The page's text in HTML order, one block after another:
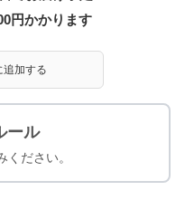
円かかります
追加する
ール
ください。